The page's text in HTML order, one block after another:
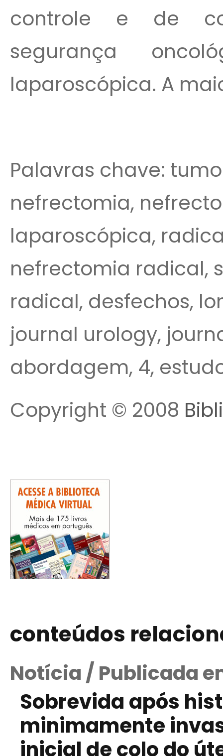
controle e de
segurança
laparoscópica. A
Palavras chave:
nefrectomia,
laparoscópica,
nefrectomia radical,
radical, desfechos,
journal urology,
abordagem, 4,
Copyright © 2008
conteúdos
Notícia / Publicada
Sobrevida após
minimamente
inicial de colo do